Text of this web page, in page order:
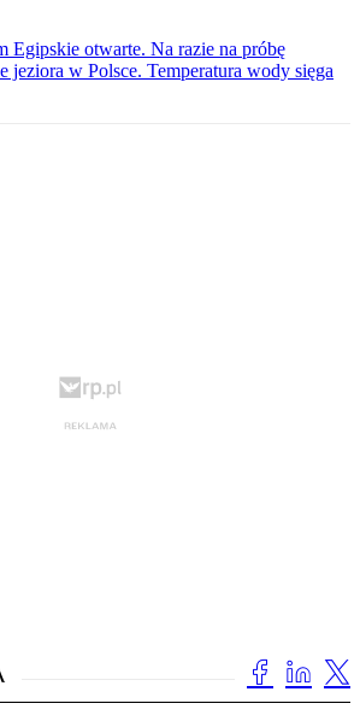
Egipskie otwarte. Na razie na próbę
jeziora w Polsce. Temperatura wody sięga